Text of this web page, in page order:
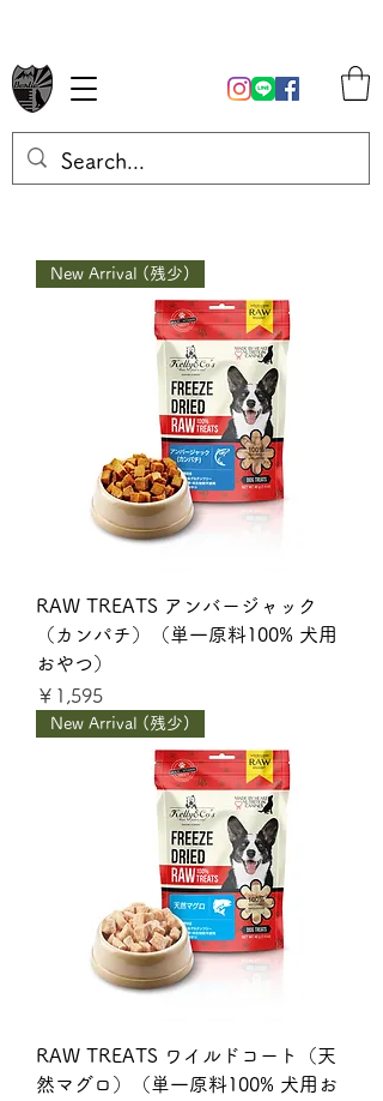
New Arrival (残少)
RAW TREATS アンバージャック
（カンパチ）（単一原料100% 犬用
おやつ）
価格
￥1,595
New Arrival (残少)
RAW TREATS ワイルドコート（天
然マグロ）（単一原料100% 犬用お